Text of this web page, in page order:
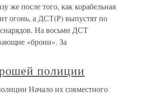
же после того, как корабельная
огонь, а ДСТ(Р) выпустят по
На восьми ДСТ
«брони». За
полиции
Начало их совместного